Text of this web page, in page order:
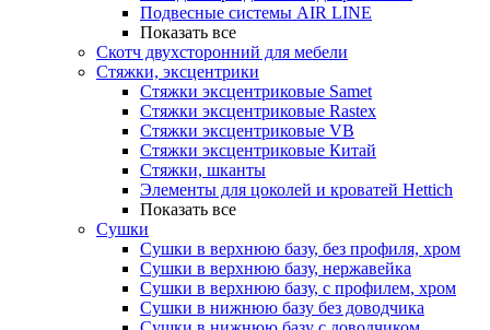
Подвесные системы AIR LINE
Показать все
Скотч двухсторонний для мебели
Стяжки, эксцентрики
Cтяжки эксцентриковые Samet
Стяжки эксцентриковые Rastex
Стяжки эксцентриковые VB
Стяжки эксцентриковые Китай
Стяжки, шканты
Элементы для цоколей и кроватей Hettich
Показать все
Сушки
Сушки в верхнюю базу, без профиля, хром
Сушки в верхнюю базу, нержавейка
Сушки в верхнюю базу, с профилем, хром
Сушки в нижнюю базу без доводчика